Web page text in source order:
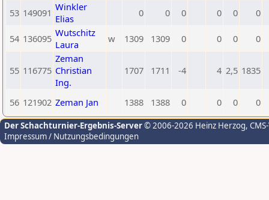
53 149091 Winkler
Elias
0 0 0 0 0 0
54 136095 Wutschitz
Laura
w 1309 1309 0 0 0 0
55 116775
Zeman
Christian
Ing.
1707 1711 -4 4 2,5 1835
56 121902 Zeman Jan 1388 1388 0 0 0 0
Der Schachturnier-Ergebnis-Server© 2006-2026 Heinz Herzog,
Impressum / Nutzungsbedingungen